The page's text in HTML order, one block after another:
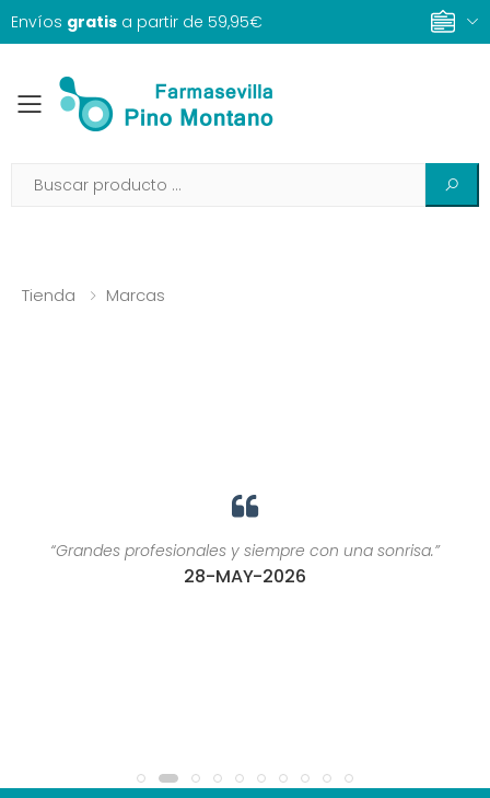
Envíos gratis a partir de 59,95€
Toggle mobile menu
Tienda Marcas
“Grandes profesionales y siempre con una sonrisa.”
28-MAY-2026